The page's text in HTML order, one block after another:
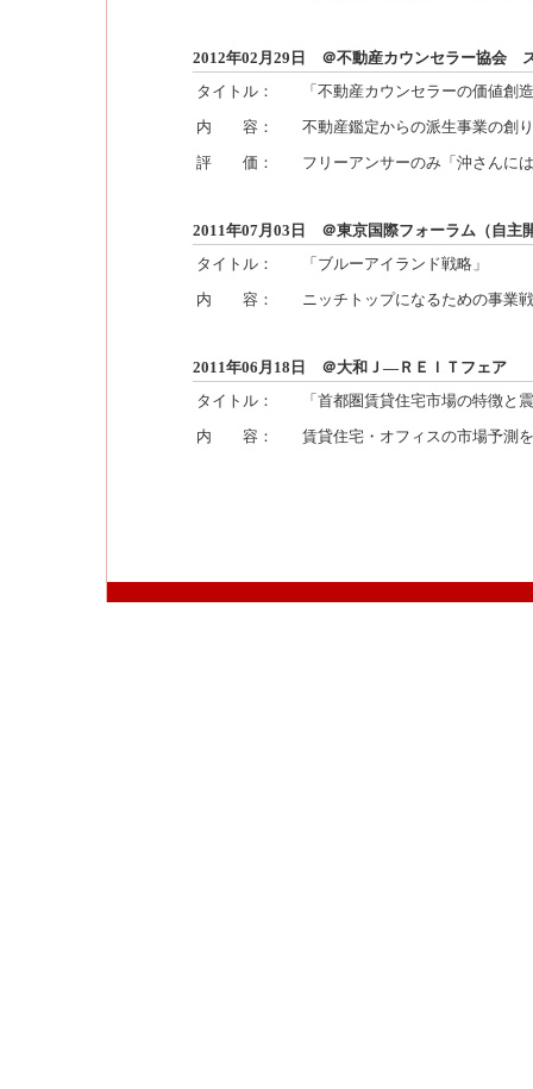
2012年02月29日 ＠不動産カウンセラー協会
タイトル：
「不動産カウンセラーの価値創
内 容：
不動産鑑定からの派生事業の創
評 価：
フリーアンサーのみ「沖さんに
2011年07月03日 ＠東京国際フォーラム（自主
タイトル：
「ブルーアイランド戦略」
内 容：
ニッチトップになるための事業
2011年06月18日 ＠大和Ｊ―ＲＥＩＴフェア
タイトル：
「首都圏賃貸住宅市場の特徴と
内 容：
賃貸住宅・オフィスの市場予測